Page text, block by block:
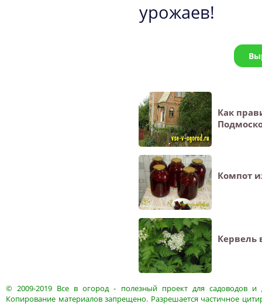
урожаев!
Как
Компот
Кервель
© 2009-2019 Все в огород- полезный проект для садоводов и
Копирование материалов запрещено. Разрешается частичное